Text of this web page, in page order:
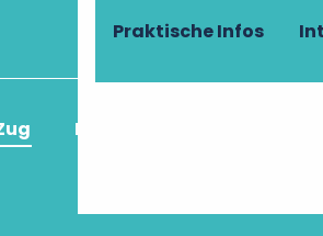
Praktische Infos
Im Flugzeug